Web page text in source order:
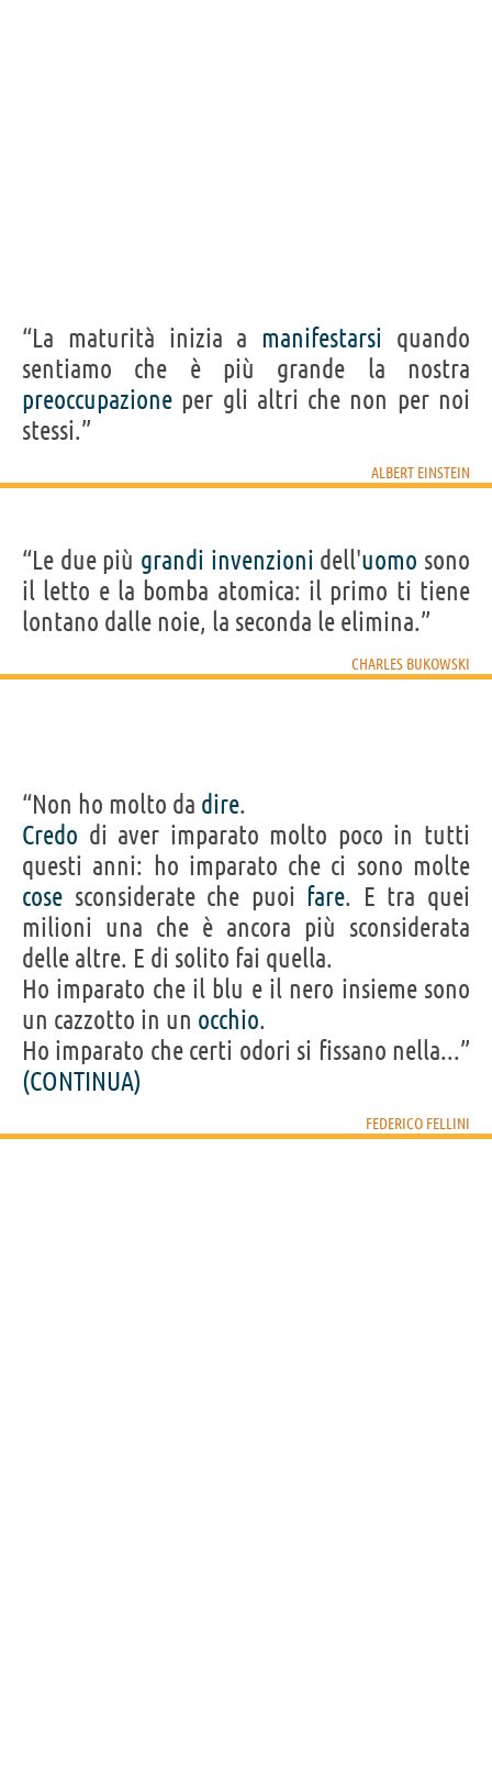
“La maturità inizia a manifestarsi quando
sentiamo che è più grande la nostra
preoccupazione per gli altri che non per noi
stessi.”
ALBERT EINSTEIN
“Le due più grandi invenzioni dell'uomo sono
il letto e la bomba atomica: il primo ti tiene
lontano dalle noie, la seconda le elimina.”
CHARLES BUKOWSKI
“Non ho molto da dire.
Credo di aver imparato molto poco in tutti
questi anni: ho imparato che ci sono molte
cose sconsiderate che puoi fare. E tra quei
milioni una che è ancora più sconsiderata
delle altre. E di solito fai quella.
Ho imparato che il blu e il nero insieme sono
un cazzotto in un occhio.
Ho imparato che certi odori si fissano nella...”
(CONTINUA)
FEDERICO FELLINI